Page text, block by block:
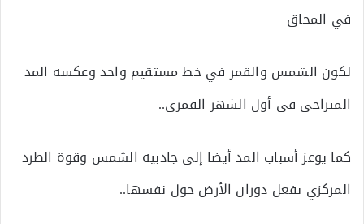
في المحاق
لكون الشمس والقمر في خط مستقيم واحد وعكسه المد
المتراخي في أول الشهر القمري..
كما يوعز أسباب المد أيضا إلى جاذبية الشمس وقوة الطرد
المركزي بفعل دوران الأرض حول نفسها..